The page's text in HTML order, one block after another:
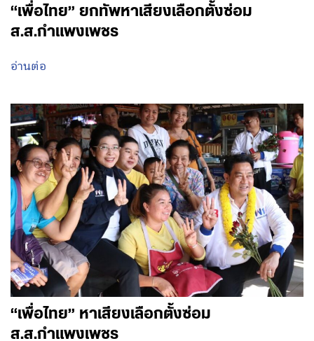
“เพื่อไทย” ยกทัพหาเสียงเลือกตั้งซ่อม
ส.ส.กำแพงเพชร
อ่านต่อ
“เพื่อไทย” หาเสียงเลือกตั้งซ่อม
ส.ส.กำแพงเพชร